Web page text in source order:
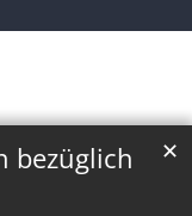
bezüglich
✕